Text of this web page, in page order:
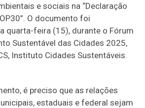
e sociais na “Declaração
O documento foi
quarta-feira (15), durante o Fórum
Sustentável das Cidades 2025,
Instituto Cidades Sustentáveis.
é preciso que as relações
estaduais e federal sejam